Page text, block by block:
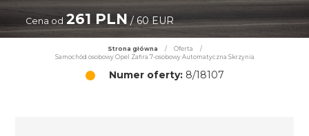
Cena od 261 PLN / 60 EUR
Strona główna / Oferta
/
Samochód osobowy Opel Zafira 7-osobowy Automatyczna Skrzynia
Numer oferty:8/18107